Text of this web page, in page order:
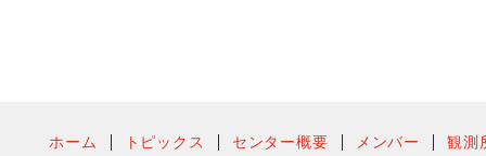
ホーム トピックス センター概要 メンバー 観測